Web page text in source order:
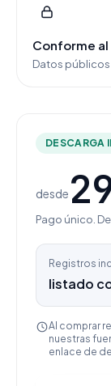
Conforme al
Datos
DESCARGA
desde
Pago único.
Registros
listado
Al comprar
nuestras
enlace de